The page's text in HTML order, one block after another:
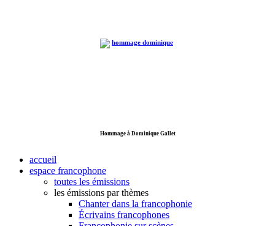
Hommage à Dominique Gallet
accueil
espace francophone
toutes les émissions
les émissions par thèmes
Chanter dans la francophonie
Écrivains francophones